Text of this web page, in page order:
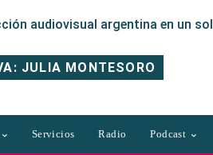
audiovisual argentina en un
JULIA MONTESORO
Servicios Radio Podcast